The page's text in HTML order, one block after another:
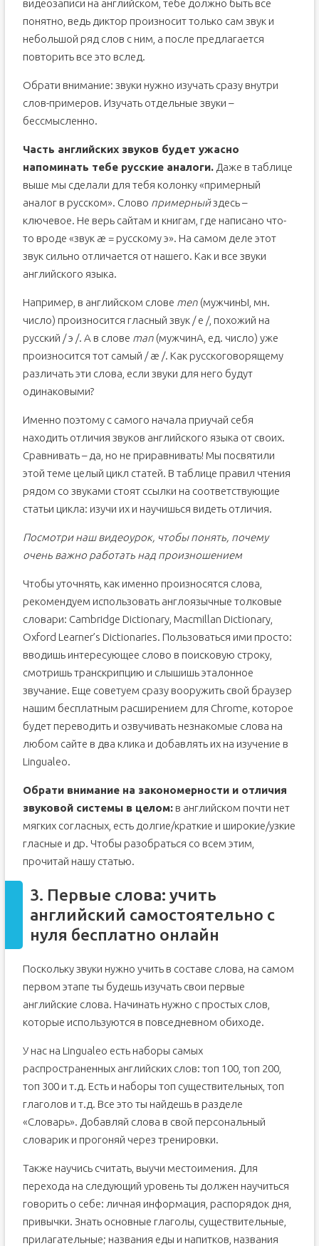
видеозаписи на английском, тебе должно быть все
понятно, ведь диктор произносит только сам звук и
небольшой ряд слов с ним, а после предлагается
повторить все это вслед.
Обрати внимание: звуки нужно изучать сразу внутри
слов-примеров. Изучать отдельные звуки –
бессмысленно.
Часть английских звуков будет ужасно
напоминать тебе русские аналоги.Даже в таблице
выше мы сделали для тебя колонку «примерный
аналог в русском». Слово примерныйздесь –
ключевое. Не верь сайтам и книгам, где написано что-
то вроде «звук æ = русскому э». На самом деле этот
звук сильно отличается от нашего. Как и все звуки
английского языка.
Например, в английском слове men(мужчинЫ, мн.
число) произносится гласный звук / e /, похожий на
русский / э /. А в слове man(мужчинА, ед. число) уже
произносится тот самый / æ /. Как русскоговорящему
различать эти слова, если звуки для него будут
одинаковыми?
Именно поэтому с самого начала приучай себя
находить отличия звуков английского языка от своих.
Сравнивать – да, но не приравнивать! Мы посвятили
этой теме целый цикл статей. В таблице правил чтения
рядом со звуками стоят ссылки на соответствующие
статьи цикла: изучи их и научишься видеть отличия.
Посмотри наш видеоурок, чтобы понять, почему
очень важно работать над произношением
Чтобы уточнять, как именно произносятся слова,
рекомендуем использовать англоязычные толковые
словари: Cambridge Dictionary, Macmillan Dictionary,
Oxford Learner’s Dictionaries. Пользоваться ими просто:
вводишь интересующее слово в поисковую строку,
смотришь транскрипцию и слышишь эталонное
звучание. Еще советуем сразу вооружить свой браузер
нашим бесплатным расширением для Chrome, которое
будет переводить и озвучивать незнакомые слова на
любом сайте в два клика и добавлять их на изучение в
Lingualeo.
Обрати внимание на закономерности и отличия
звуковой системы в целом:в английском почти нет
мягких согласных, есть долгие/краткие и широкие/узкие
гласные и др. Чтобы разобраться со всем этим,
прочитай нашу статью.
3. Первые слова: учить
английский самостоятельно с
нуля бесплатно онлайн
Поскольку звуки нужно учить в составе слова, на самом
первом этапе ты будешь изучать свои первые
английские слова. Начинать нужно с простых слов,
которые используются в повседневном обиходе.
У нас на Lingualeo есть наборы самых
распространенных английских слов: топ 100, топ 200,
топ 300 и т.д. Есть и наборы топ существительных, топ
глаголов и т.д. Все это ты найдешь в разделе
«Словарь». Добавляй слова в свой персональный
словарик и прогоняй через тренировки.
Также научись считать, выучи местоимения. Для
перехода на следующий уровень ты должен научиться
говорить о себе: личная информация, распорядок дня,
привычки. Знать основные глаголы, существительные,
прилагательные; названия еды и напитков, названия